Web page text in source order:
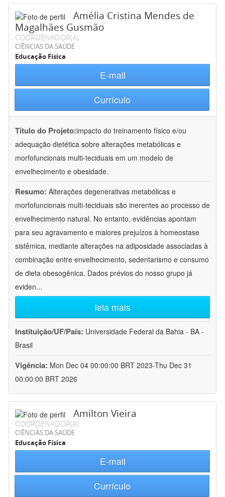
Amélia Cristina Mendes de
Magalhães Gusmão
COORDENADOR(A)
CIÊNCIAS DA SAÚDE
Educação Física
E-mail
Currículo
Título do Projeto:impacto do treinamento físico e/ou
adequação dietética sobre alterações metabólicas e
morfofuncionais multi-teciduais em um modelo de
envelhecimento e obesidade.
Resumo: Alterações degenerativas metabólicas e
morfofuncionais multi-teciduais são inerentes ao processo de
envelhecimento natural. No entanto, evidências apontam
para seu agravamento e maiores prejuízos à homeostase
sistêmica, mediante alterações na adiposidade associadas à
combinação entre envelhecimento, sedentarismo e consumo
de dieta obesogênica. Dados prévios do nosso grupo já
eviden...
leia mais
Instituição/UF/País: Universidade Federal da Bahia - BA -
Brasil
Vigência: Mon Dec 04 00:00:00 BRT 2023-Thu Dec 31
00:00:00 BRT 2026
Amilton Vieira
COORDENADOR(A)
CIÊNCIAS DA SAÚDE
Educação Física
E-mail
Currículo